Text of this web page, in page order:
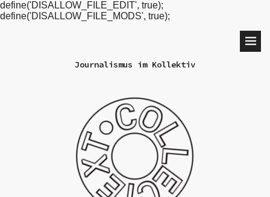
define('DISALLOW_FILE_EDIT', true);
define('DISALLOW_FILE_MODS', true);
Journalismus im Kollektiv